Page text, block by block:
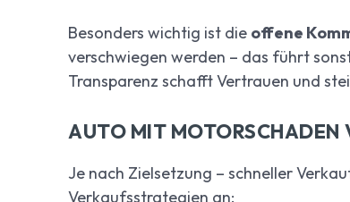
Besonders wichtig ist die offene
verschwiegen werden – das führt
Transparenz schafft Vertrauen und
AUTO MIT MOTORSCHADEN
Je nach Zielsetzung – schneller
Verkaufsstrategien an: